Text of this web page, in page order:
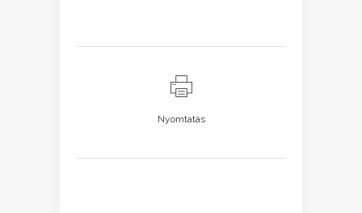
Nyomtatás